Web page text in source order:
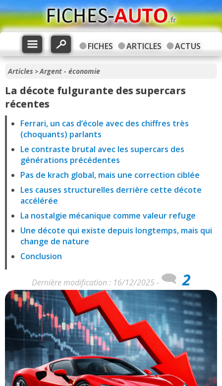
FICHES ARTICLES ACTUS
Articles >Argent - économie
La décote fulgurante des supercars
récentes
Ferrari, un cas d’école avec des chiffres très
(choquants) parlants
Le contraste brutal avec les supercars des
générations précédentes
Pas de krach global, mais une correction ciblée
Les causes structurelles derrière cette décote
accélérée
La nostalgie mécanique comme valeur refuge
Une décote qui existe depuis longtemps, mais qui
change de nature
Conclusion
Dernière modification : 16/12/2025 - 2